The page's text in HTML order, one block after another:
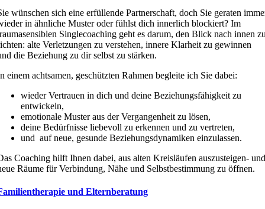
wünschen sich eine erfüllende Partnerschaft, doch Sie geraten
in ähnliche Muster oder fühlst dich innerlich blockiert? Im
Singlecoaching geht es darum, den Blick nach innen
alte Verletzungen zu verstehen, innere Klarheit zu gewinnen
die Beziehung zu dir selbst zu stärken.
einem achtsamen, geschützten Rahmen begleite ich Sie dabei:
wieder Vertrauen in dich und deine Beziehungsfähigkeit zu
entwickeln,
emotionale Muster aus der Vergangenheit zu lösen,
deine Bedürfnisse liebevoll zu erkennen und zu vertreten,
und auf neue, gesunde Beziehungsdynamiken einzulassen.
Coaching hilft Ihnen dabei, aus alten Kreisläufen auszusteigen-
Räume für Verbindung, Nähe und Selbstbestimmung zu öffnen.
und Elternberatung